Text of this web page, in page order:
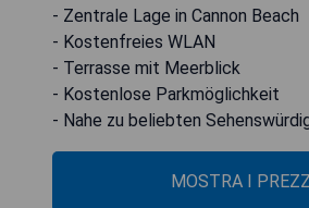
- Zentrale Lage in Cannon Beach
- Kostenfreies WLAN
- Terrasse mit Meerblick
- Kostenlose Parkmöglichkeit
- Nahe zu beliebten
MOSTRA I